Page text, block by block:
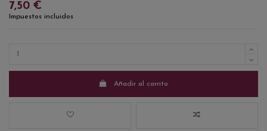
7,50 €
Impuestos incluidos
Añadir al carrito